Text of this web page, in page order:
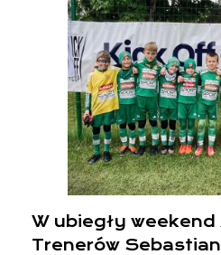
W ubiegły
Trenerów